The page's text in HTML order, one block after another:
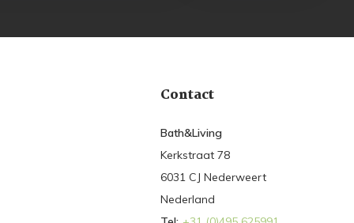
Contact
Bath&Living
Kerkstraat 78
6031 CJ Nederweert
Nederland